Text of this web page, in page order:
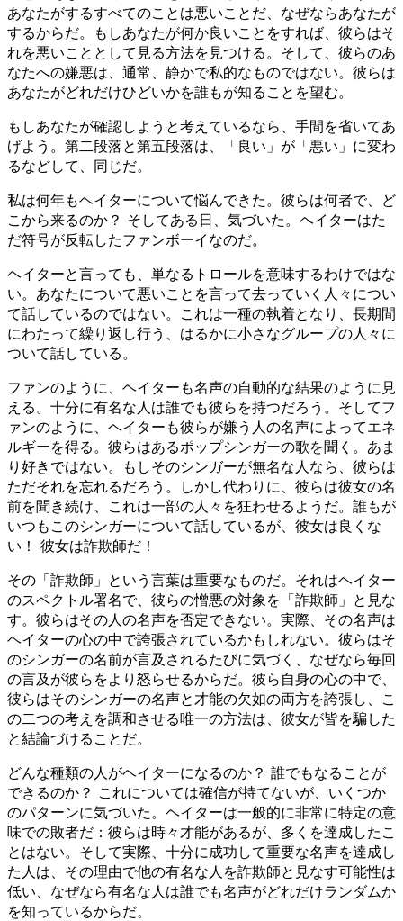
あなたがするすべてのことは悪いことだ、なぜならあなたが
するからだ。もしあなたが何か良いことをすれば、彼らはそ
れを悪いこととして見る方法を見つける。そして、彼らのあ
なたへの嫌悪は、通常、静かで私的なものではない。彼らは
あなたがどれだけひどいかを誰もが知ることを望む。
もしあなたが確認しようと考えているなら、手間を省いてあ
げよう。第二段落と第五段落は、「良い」が「悪い」に変わ
るなどして、同じだ。
私は何年もヘイターについて悩んできた。彼らは何者で、ど
こから来るのか？ そしてある日、気づいた。ヘイターはた
だ符号が反転したファンボーイなのだ。
ヘイターと言っても、単なるトロールを意味するわけではな
い。あなたについて悪いことを言って去っていく人々につい
て話しているのではない。これは一種の執着となり、長期間
にわたって繰り返し行う、はるかに小さなグループの人々に
ついて話している。
ファンのように、ヘイターも名声の自動的な結果のように見
える。十分に有名な人は誰でも彼らを持つだろう。そしてフ
ァンのように、ヘイターも彼らが嫌う人の名声によってエネ
ルギーを得る。彼らはあるポップシンガーの歌を聞く。あま
り好きではない。もしそのシンガーが無名な人なら、彼らは
ただそれを忘れるだろう。しかし代わりに、彼らは彼女の名
前を聞き続け、これは一部の人々を狂わせるようだ。誰もが
いつもこのシンガーについて話しているが、彼女は良くな
い！ 彼女は詐欺師だ！
その「詐欺師」という言葉は重要なものだ。それはヘイター
のスペクトル署名で、彼らの憎悪の対象を「詐欺師」と見な
す。彼らはその人の名声を否定できない。実際、その名声は
ヘイターの心の中で誇張されているかもしれない。彼らはそ
のシンガーの名前が言及されるたびに気づく、なぜなら毎回
の言及が彼らをより怒らせるからだ。彼ら自身の心の中で、
彼らはそのシンガーの名声と才能の欠如の両方を誇張し、こ
の二つの考えを調和させる唯一の方法は、彼女が皆を騙した
と結論づけることだ。
どんな種類の人がヘイターになるのか？ 誰でもなることが
できるのか？ これについては確信が持てないが、いくつか
のパターンに気づいた。ヘイターは一般的に非常に特定の意
味での敗者だ：彼らは時々才能があるが、多くを達成したこ
とはない。そして実際、十分に成功して重要な名声を達成し
た人は、その理由で他の有名な人を詐欺師と見なす可能性は
低い、なぜなら有名な人は誰でも名声がどれだけランダムか
を知っているからだ。